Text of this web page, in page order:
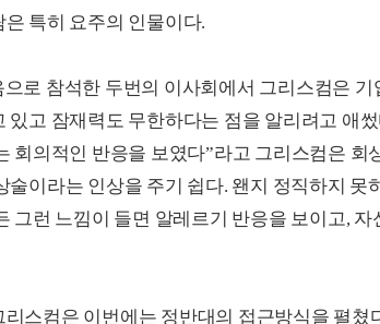
특히 요주의 인물이다.
로 참석한 두번의 이사회에서 그리스컴은
있고 잠재력도 무한하다는 점을 알리려고 애
회의적인 반응을 보였다”라고 그리스컴은 회
술이라는 인상을 주기 쉽다. 왠지 정직하지 못
그런 느낌이 들면 알레르기 반응을 보이고, 자
스컴은 이번에는 정반대의 접근방식을 펼쳤